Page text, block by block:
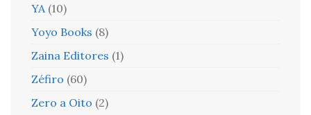
YA (10)
Yoyo Books (8)
Zaina Editores (1)
Zéfiro (60)
Zero a Oito (2)